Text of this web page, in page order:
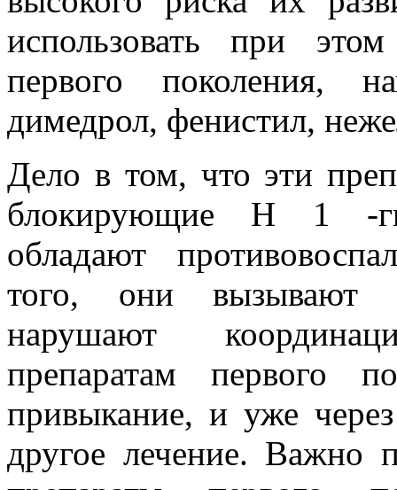
использовать при
первого поколения,
димедрол, фенистил,
Дело в том, что эти
блокирующие Н 1 -
обладают
того, они вызывают
нарушают
препаратам первого
привыкание, и уже
другое лечение. Важно